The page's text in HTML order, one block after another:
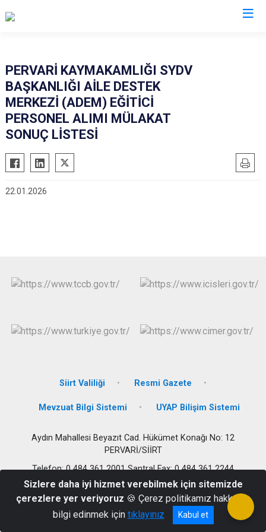
Tillo
Baykan
Eruh
Pervari
Şirvan
PERVARİ KAYMAKAMLIĞI SYDV
BAŞKANLIĞI AİLE DESTEK
MERKEZİ (ADEM) EĞİTİCİ
PERSONEL ALIMI MÜLAKAT
SONUÇ LİSTESİ
22.01.2026
Siirt Valiliği Resmi Gazete
Mevzuat Bilgi Sistemi UYAP Bilişim Sistemi
Aydın Mahallesi Beyazıt Cad. Hükümet Konağı No: 12
PERVARİ/SİİRT
Telefon: 0 484 361 2001 Santral Fax: 0 484 361 2244
Sizlere daha iyi hizmet verebilmek için sitemizde
çerezlere yer veriyoruz 🍪 Çerez politikamız hakkında
bilgi edinmek için tıklayınız Kabul et